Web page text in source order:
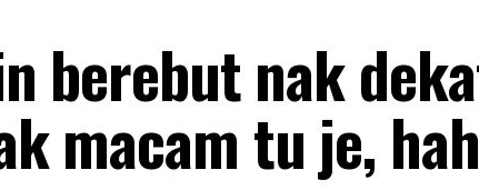
berebut nak
macam tu je,